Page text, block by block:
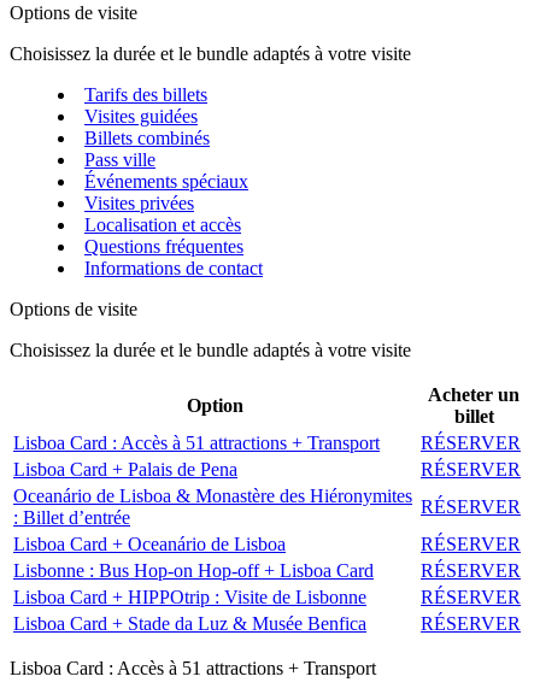
Options de visite
Choisissez la durée et le bundle adaptés à votre visite
Tarifs des billets
Visites guidées
Billets combinés
Pass ville
Événements spéciaux
Visites privées
Localisation et accès
Questions fréquentes
Informations de contact
Options de visite
Choisissez la durée et le bundle adaptés à votre visite
Option
Acheter un
billet
Lisboa Card : Accès à 51 attractions + Transport
RÉSERVER
Lisboa Card + Palais de Pena
RÉSERVER
Oceanário de Lisboa & Monastère des Hiéronymites
: Billet d’entrée
RÉSERVER
Lisboa Card + Oceanário de Lisboa
RÉSERVER
Lisbonne : Bus Hop‑on Hop‑off + Lisboa Card
RÉSERVER
Lisboa Card + HIPPOtrip : Visite de Lisbonne
RÉSERVER
Lisboa Card + Stade da Luz & Musée Benfica
RÉSERVER
Lisboa Card : Accès à 51 attractions + Transport